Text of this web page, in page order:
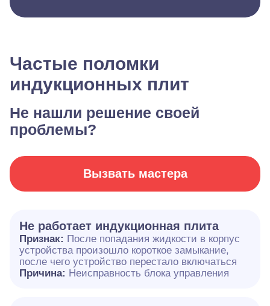
Частые поломки
индукционных плит
Не нашли решение своей
проблемы?
Вызвать мастера
Не работает индукционная плита
Признак: После попадания жидкости в корпус
устройства произошло короткое замыкание,
после чего устройство перестало включаться
Причина: Неисправность блока управления